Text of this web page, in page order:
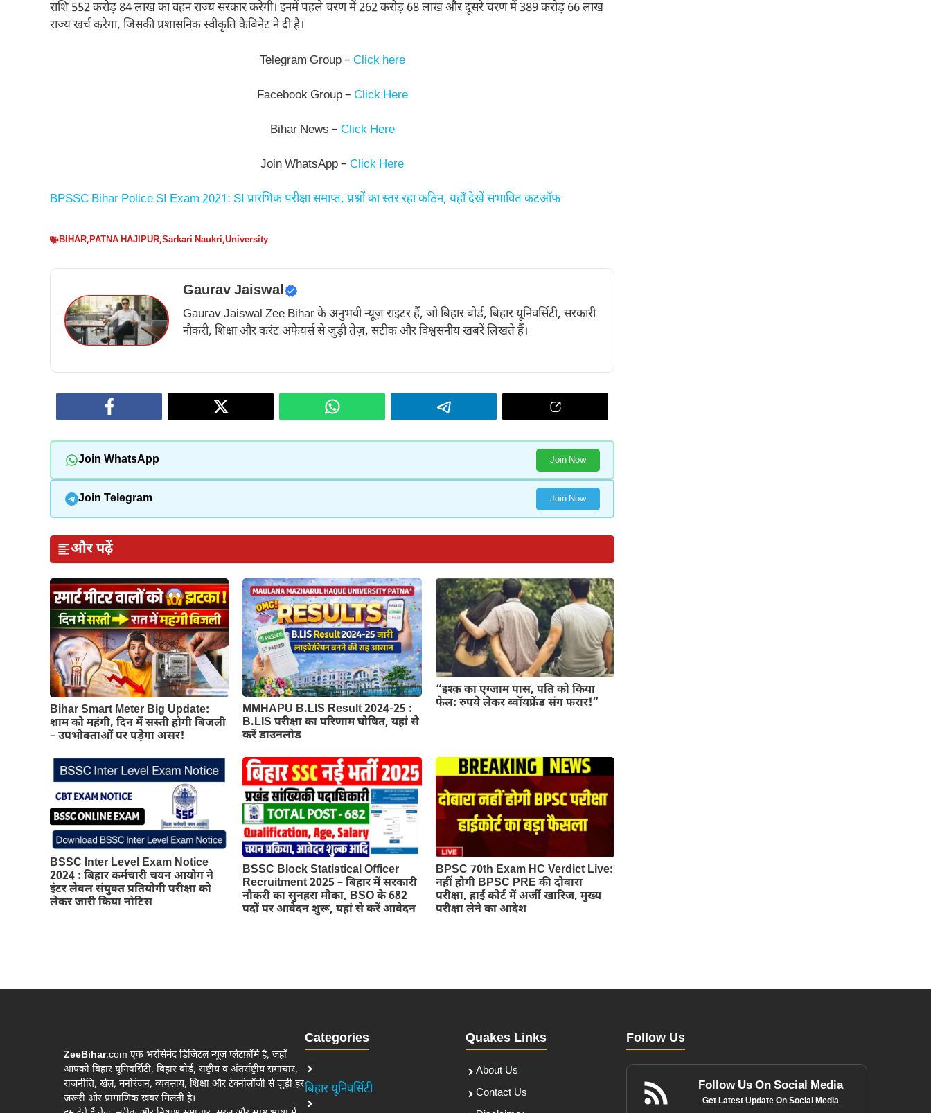
राशि 552 करोड़ 84 लाख का वहन राज्य सरकार करेगी। इनमें पहले चरण में 262 करोड़ 68 लाख और दूसरे चरण में 389 करोड़ 66 लाख
राज्य खर्च करेगा, जिसकी प्रशासनिक स्वीकृति कैबिनेट ने दी है।
Telegram Group – Click here
Facebook Group – Click Here
Bihar News – Click Here
Join WhatsApp – Click Here
BPSSC Bihar Police SI Exam 2021: SI प्रारंभिक परीक्षा समाप्त, प्रश्नों का स्तर रहा कठिन, यहाँ देखें संभावित कटऑफ
BIHAR,PATNA HAJIPUR,Sarkari Naukri,University
Gaurav Jaiswal
Gaurav Jaiswal Zee Bihar के अनुभवी न्यूज़ राइटर हैं, जो बिहार बोर्ड, बिहार यूनिवर्सिटी, सरकारी
नौकरी, शिक्षा और करंट अफेयर्स से जुड़ी तेज़, सटीक और विश्वसनीय खबरें लिखते हैं।
Join WhatsApp Join Now
Join Telegram Join Now
और पढ़ें
Bihar Smart Meter Big Update:
शाम को महंगी, दिन में सस्ती होगी बिजली
– उपभोक्ताओं पर पड़ेगा असर!
MMHAPU B.LIS Result 2024-25 :
B.LIS परीक्षा का परिणाम घोषित, यहां से
करें डाउनलोड
“इश्क़ का एग्जाम पास, पति को किया
फेल: रुपये लेकर ब्वॉयफ्रेंड संग फरार!”
BSSC Inter Level Exam Notice
2024 : बिहार कर्मचारी चयन आयोग ने
इंटर लेवल संयुक्त प्रतियोगी परीक्षा को
लेकर जारी किया नोटिस
BSSC Block Statistical Officer
Recruitment 2025 – बिहार में सरकारी
नौकरी का सुनहरा मौका, BSO के 682
पदों पर आवेदन शुरू, यहां से करें आवेदन
BPSC 70th Exam HC Verdict Live:
नहीं होगी BPSC PRE की दोबारा
परीक्षा, हाई कोर्ट में अर्जी खारिज, मुख्य
परीक्षा लेने का आदेश
ZeeBihar.com एक भरोसेमंद डिजिटल न्यूज़ प्लेटफ़ॉर्म है, जहाँ
आपको बिहार यूनिवर्सिटी, बिहार बोर्ड, राष्ट्रीय व अंतर्राष्ट्रीय समाचार,
राजनीति, खेल, मनोरंजन, व्यवसाय, शिक्षा और टेक्नोलॉजी से जुड़ी हर
जरूरी और प्रामाणिक खबर मिलती है।
Categories
बिहार यूनिवर्सिटी
Quakes Links
About Us
Contact Us
Follow Us
Follow Us On Social Media
Get Latest Update On Social Media